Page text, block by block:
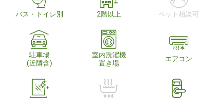
バス・トイレ別 2階以上 ペット相談可
駐車場
(近隣含)
室内洗濯機
置き場
エアコン